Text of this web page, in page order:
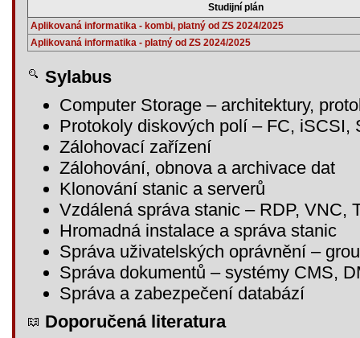
Studijní plán
Aplikovaná informatika - kombi, platný od ZS 2024/2025
Aplikovaná informatika - platný od ZS 2024/2025
Sylabus
Computer Storage – architektury,
Protokoly diskových polí – FC, iSCSI,
Zálohovací zařízení
Zálohování, obnova a archivace dat
Klonování stanic a serverů
Vzdálená správa stanic – RDP, VNC,
Hromadná instalace a správa stanic
Správa uživatelských oprávnění –
Správa dokumentů – systémy CMS,
Správa a zabezpečení databází
Doporučená literatura